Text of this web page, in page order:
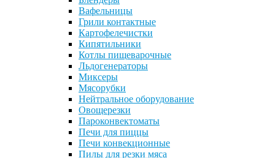
Вафельницы
Грили контактные
Картофелечистки
Кипятильники
Котлы пищеварочные
Льдогенераторы
Миксеры
Мясорубки
Нейтральное оборудование
Овощерезки
Пароконвектоматы
Печи для пиццы
Печи конвекционные
Пилы для резки мяса